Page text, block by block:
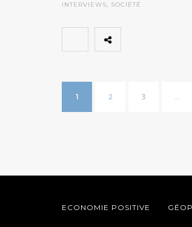
INTERVIEWS, SOCIÉTÉ
1 2 3 …
ECONOMIE POSITIVE